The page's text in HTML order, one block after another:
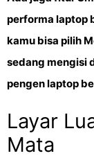
performa laptop
kamu bisa pilih
sedang mengisi
pengen laptop
Layar
Mata